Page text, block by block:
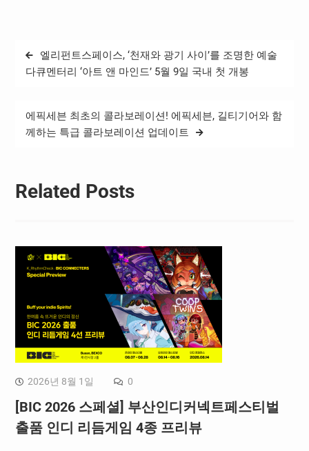
웹소설과 같이 일부분씩 순
차적으로 공표하여 완성하
수료를 인하(2~3만 원 → 1
글
탐
엘리펀트스페이스, ‘천재와 광기 사이’를 조명한 예술
다큐멘터리 ‘아트 앤 마인드’ 5월 9일 국내 첫 개봉
에픽세븐 최초의 콜라보레이션! 에픽세븐, 길티기어와 함
께하는 특급 콜라보레이션 업데이트
Related Posts
2026년 8월 1일 0
[BIC 2026 스페셜] 부산인디커넥트페스티벌
출품 인디 리듬게임 4종 프리뷰